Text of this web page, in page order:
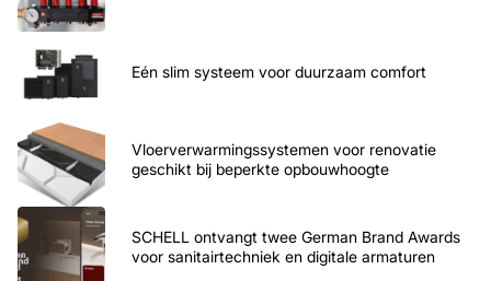
Eén slim systeem voor duurzaam comfort
Vloerverwarmingssystemen voor renovatie
geschikt bij beperkte opbouwhoogte
SCHELL ontvangt twee German Brand Awards
voor sanitairtechniek en digitale armaturen